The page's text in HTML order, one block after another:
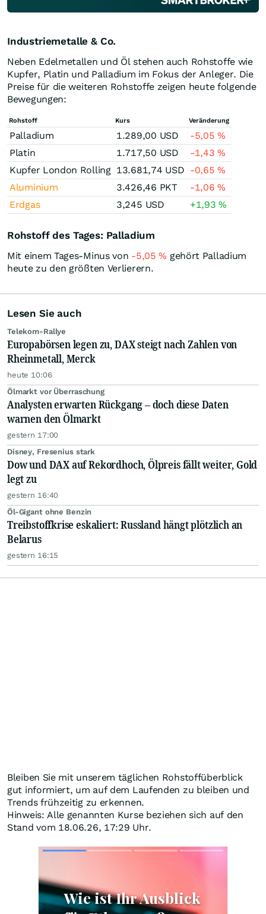
Industriemetalle & Co.
Neben Edelmetallen und Öl stehen auch Rohstoffe wie
Kupfer, Platin und Palladium im Fokus der Anleger. Die
Preise für die weiteren Rohstoffe zeigen heute folgende
Bewegungen:
Rohstoff Kurs Veränderung
Palladium 1.289,00 USD -5,05%
Platin
1.717,50 USD -1,43%
Kupfer London Rolling 13.681,74 USD -0,65%
Aluminium
3.426,46 PKT -1,06%
Erdgas
3,245 USD +1,93%
Rohstoff des Tages: Palladium
Mit einem Tages-Minus von -5,05% gehört Palladium
heute zu den größten Verlierern.
Lesen Sie auch
Telekom-Rallye
Europabörsen legen zu, DAX steigt nach Zahlen von
Rheinmetall, Merck
heute 10:06
Ölmarkt vor Überraschung
Analysten erwarten Rückgang – doch diese Daten
warnen den Ölmarkt
gestern 17:00
Disney, Fresenius stark
Dow und DAX auf Rekordhoch, Ölpreis fällt weiter, Gold
legt zu
gestern 16:40
Öl-Gigant ohne Benzin
Treibstoffkrise eskaliert: Russland hängt plötzlich an
Belarus
gestern 16:15
Bleiben Sie mit unserem täglichen Rohstoffüberblick
gut informiert, um auf dem Laufenden zu bleiben und
Trends frühzeitig zu erkennen.
Hinweis: Alle genannten Kurse beziehen sich auf den
Stand vom 18.06.26, 17:29 Uhr.